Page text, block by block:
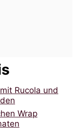
Rucola und
Wrap